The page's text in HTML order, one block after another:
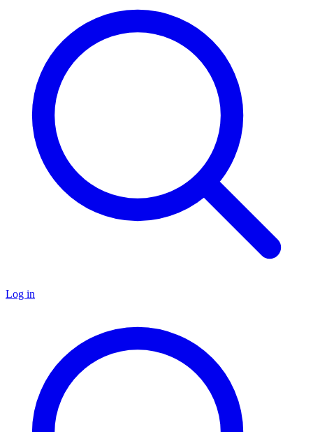
Log in